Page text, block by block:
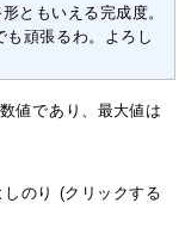
ともいえる完成度。
も頑張るわ。よろし
値であり、最大値は
のり (クリックする